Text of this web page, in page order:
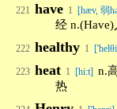
221 have 1 [hæv, 弱
经
222 healthy 1
223 heat 1 [hi:t] n.
热